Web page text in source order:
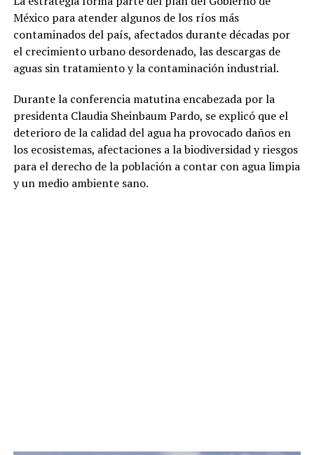
México para atender algunos de los ríos más
contaminados del país, afectados durante décadas por
el crecimiento urbano desordenado, las descargas de
aguas sin tratamiento y la contaminación industrial.
Durante la conferencia matutina encabezada por la
presidenta Claudia Sheinbaum Pardo, se explicó que el
deterioro de la calidad del agua ha provocado daños en
los ecosistemas, afectaciones a la biodiversidad y riesgos
para el derecho de la población a contar con agua limpia
y un medio ambiente sano.